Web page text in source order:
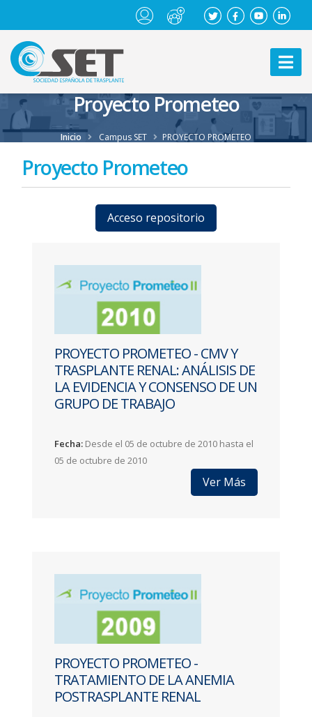
Proyecto Prometeo
Inicio Campus SET PROYECTO PROMETEO
Proyecto Prometeo
Acceso repositorio
PROYECTO PROMETEO - CMV Y
TRASPLANTE RENAL: ANÁLISIS DE
LA EVIDENCIA Y CONSENSO DE UN
GRUPO DE TRABAJO
Fecha: Desde el 05 de octubre de 2010 hasta el
05 de octubre de 2010
Ver Más
PROYECTO PROMETEO -
TRATAMIENTO DE LA ANEMIA
POSTRASPLANTE RENAL